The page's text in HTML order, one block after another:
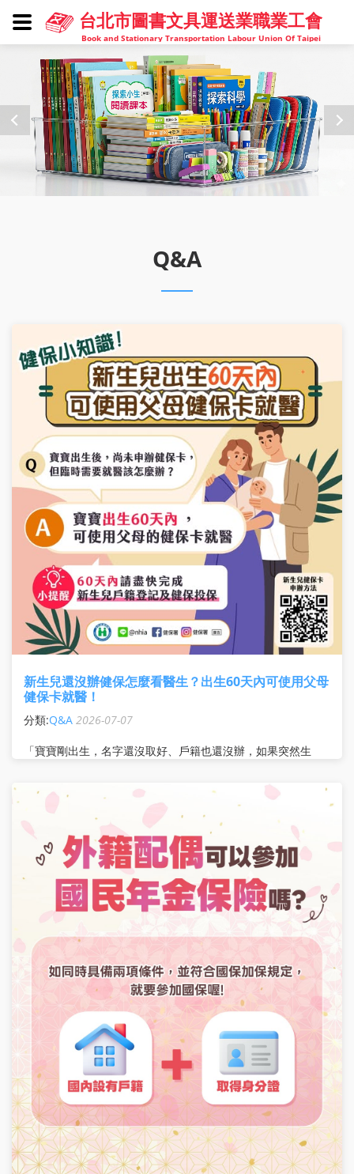
台北市圖書文具運送業職業工會
Book and Stationary Transportation Labour Union Of Taipei
Q&A
新生兒還沒辦健保怎麼看醫生？出生60天內可使用父母
健保卡就醫！
分類:Q&A 2026-07-07
「寶寶剛出生，名字還沒取好、戶籍也還沒辦，如果突然生
依照規定，新生兒出生60天內，即使還沒完成戶籍登記或健保
投保，只要符合規定，就可